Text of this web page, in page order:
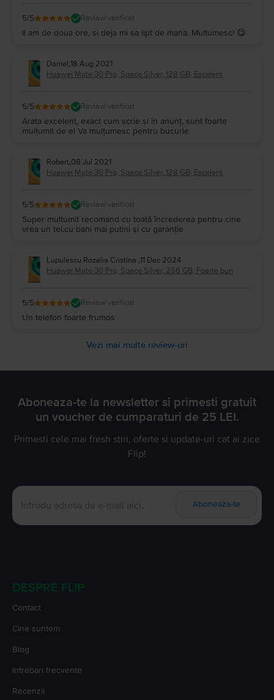
5/5 Review verificat
Il am de doua ore, si deja mi sa lipt de mana. Multumesc! 😋
Daniel,18 Aug 2021
Huawei Mate 30 Pro, Space Silver, 128 GB, Excelent
5/5 Review verificat
Arata excelent, exact cum scrie și în anunț, sunt foarte
mulțumit de el Va mulțumesc pentru bucurie
Robert,08 Jul 2021
Huawei Mate 30 Pro, Space Silver, 128 GB, Excelent
5/5 Review verificat
Super multumit recomand cu toată încrederea pentru cine
vrea un tel.cu bani mai putini și cu garanție
Lupulescu Rozalia Cristina ,11 Dec 2024
Huawei Mate 30 Pro, Space Silver, 256 GB, Foarte bun
5/5 Review verificat
Un telefon foarte frumos
Vezi mai multe review-uri
Aboneaza-te la newsletter si primesti gratuit
un voucher de cumparaturi de 25 LEI.
Primesti cele mai fresh stiri, oferte si update-uri cat ai zice
Flip!
Aboneaza-te
DESPRE FLIP
Contact
Cine suntem
Blog
Intrebari frecvente
Recenzii